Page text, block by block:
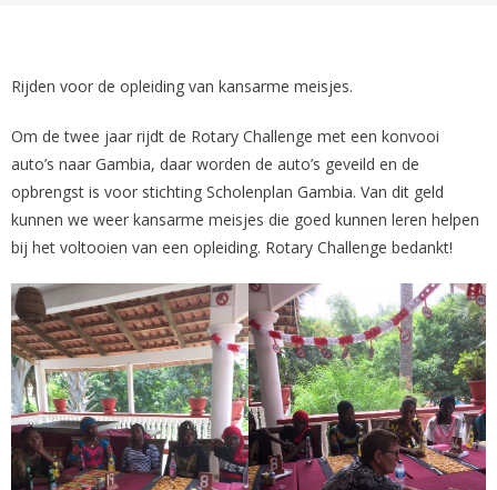
Rijden voor de opleiding van kansarme meisjes.
Om de twee jaar rijdt de Rotary Challenge met een konvooi
auto’s naar Gambia, daar worden de auto’s geveild en de
opbrengst is voor stichting Scholenplan Gambia. Van dit geld
kunnen we weer kansarme meisjes die goed kunnen leren helpen
bij het voltooien van een opleiding. Rotary Challenge bedankt!